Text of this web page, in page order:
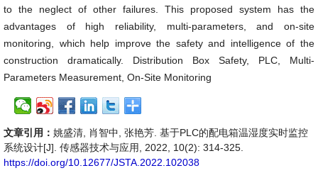
to the neglect of other failures. This proposed system has the
advantages of high reliability, multi-parameters, and on-site
monitoring, which help improve the safety and intelligence of the
construction dramatically. Distribution Box Safety, PLC, Multi-
Parameters Measurement, On-Site Monitoring
文章引用： 姚盛清, 肖智中, 张艳芳. 基于PLC的配电箱温湿度实时监控
系统设计[J]. 传感器技术与应用, 2022, 10(2): 314-325.
https://doi.org/10.12677/JSTA.2022.102038